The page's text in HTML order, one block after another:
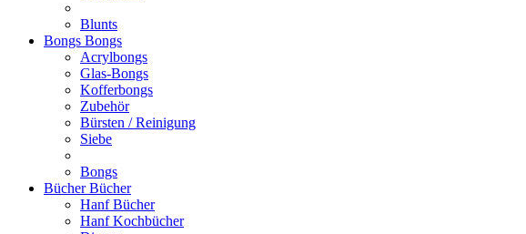
Blunts
Bongs Bongs
Acrylbongs
Glas-Bongs
Kofferbongs
Zubehör
Bürsten / Reinigung
Siebe
Bongs
BücherBücher
Hanf Bücher
Hanf Kochbücher